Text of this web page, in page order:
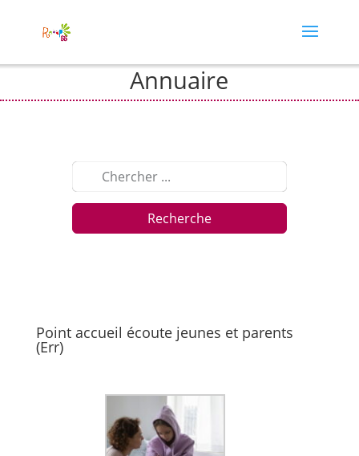
Annuaire
Recherche
Point accueil écoute jeunes et parents
(Err)